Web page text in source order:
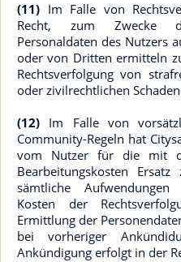
(11) Im Falle von
Recht, zum Zwecke
Personaldaten des Nutzers
oder von Dritten ermitteln
Rechtsverfolgung von
oder zivilrechtlichen
(12) Im Falle von
Community-Regeln hat
vom Nutzer für die mit
Bearbeitungskosten
sämtliche
Kosten der
Ermittlung der
bei vorheriger
Ankündigung erfolgt in der